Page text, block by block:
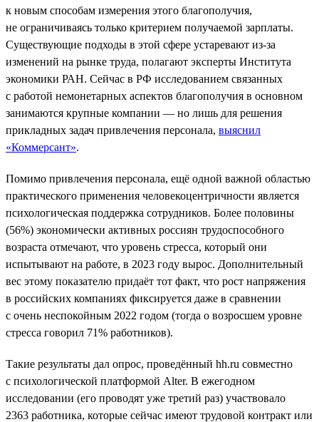
к новым способам измерения этого благополучия,
не ограничиваясь только критерием получаемой зарплаты.
Существующие подходы в этой сфере устаревают из-за
изменений на рынке труда, полагают эксперты Института
экономики РАН. Сейчас в РФ исследованием связанных
с работой немонетарных аспектов благополучия в основном
занимаются крупные компании — но лишь для решения
прикладных задач привлечения персонала, выяснил
«Коммерсант».
Помимо привлечения персонала, ещё одной важной областью
практического применения человекоцентричности является
психологическая поддержка сотрудников. Более половины
(56%) экономически активных россиян трудоспособного
возраста отмечают, что уровень стресса, который они
испытывают на работе, в 2023 году вырос. Дополнительный
вес этому показателю придаёт тот факт, что рост напряжения
в российских компаниях фиксируется даже в сравнении
с очень неспокойным 2022 годом (тогда о возросшем уровне
стресса говорил 71% работников).
Такие результаты дал опрос, проведённый hh.ru совместно
с психологической платформой Alter. В ежегодном
исследовании (его проводят уже третий раз) участвовало
2363 работника, которые сейчас имеют трудовой контракт или